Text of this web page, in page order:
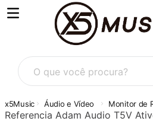
O que você procura?
Áudio e Vídeo Monitor de
Referencia Adam Audio T5V